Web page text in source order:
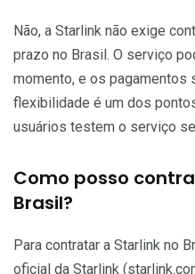
Não, a Starlink não exige
prazo no Brasil. O serviço
momento, e os
flexibilidade é um dos
usuários testem o serviço
Como posso
Brasil?
Para contratar a Starlink no
oficial da Starlink